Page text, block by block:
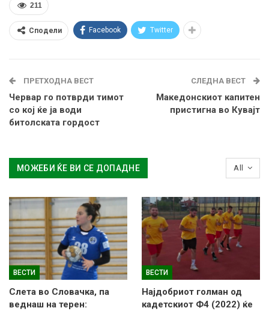
211
Сподели Facebook Twitter
ПРЕТХОДНА ВЕСТ
Червар го потврди тимот
со кој ќе ја води
битолската гордост
СЛЕДНА ВЕСТ
Македонскиот капитен
пристигна во Кувајт
All
МОЖЕБИ ЌЕ ВИ СЕ ДОПАДНЕ
ВЕСТИ
Слетa во Словачка, па
веднаш на терен:
ВЕСТИ
Најдобриот голман од
кадетскиот Ф4 (2022) ќе